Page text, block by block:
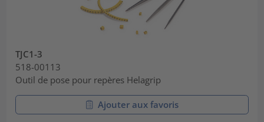
TJC1-3
518-00113
Outil de pose pour repères Helagrip
Ajouter aux favoris